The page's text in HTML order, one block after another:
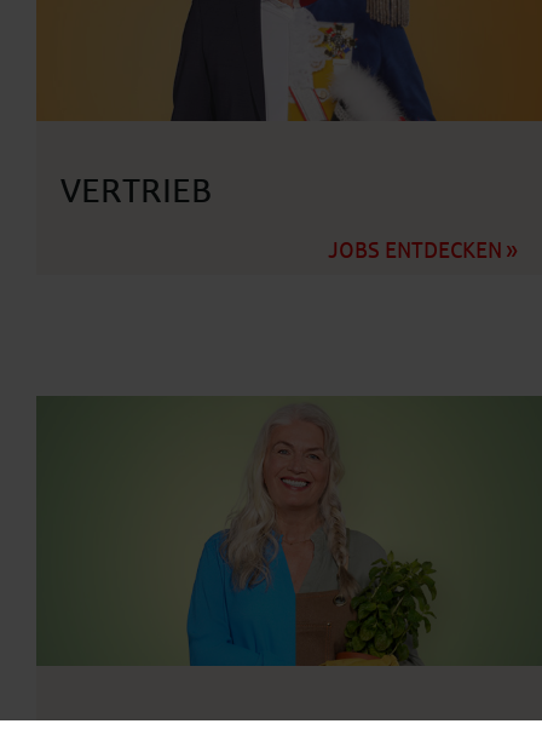
VERTRIEB
JOBS ENTDECKEN